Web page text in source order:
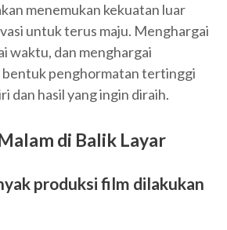
menemukan kekuatan luar
untuk terus maju. Menghargai
waktu, dan menghargai
bentuk penghormatan tertinggi
dan hasil yang ingin diraih.
di Balik Layar
produksi film dilakukan